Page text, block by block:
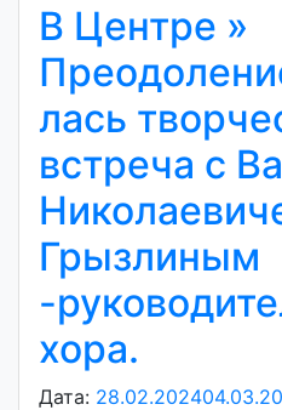
В Центре »
лась
встреча с
Грызлиным
-
хора.
Дата: 28.02.2024